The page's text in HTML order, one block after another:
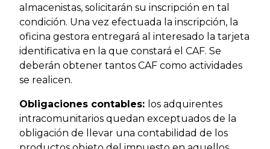
almacenistas, solicitarán su inscripción en tal
condición. Una vez efectuada la inscripción, la
oficina gestora entregará al interesado la tarjeta
identificativa en la que constará el CAF. Se
deberán obtener tantos CAF como actividades
se realicen.
Obligaciones contables: los adquirentes
intracomunitarios quedan exceptuados de la
obligación de llevar una contabilidad de los